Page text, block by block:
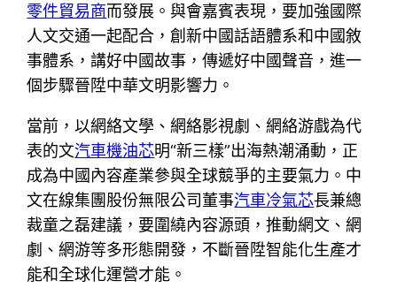
零件貿易商而發展。與會嘉賓表現，要加強國際
人文交通一起配合，創新中國話語體系和中國敘
事體系，講好中國故事，傳遞好中國聲音，進一
個步驟晉陞中華文明影響力。
當前，以網絡文學、網絡影視劇、網絡游戲為代
表的文汽車機油芯明“新三樣”出海熱潮涌動，正
成為中國內容產業參與全球競爭的主要氣力。中
文在線集團股份無限公司董事汽車冷氣芯長兼總
裁童之磊建議，要圍繞內容源頭，推動網文、網
劇、網游等多形態開發，不斷晉陞智能化生產才
能和全球化運營才能。